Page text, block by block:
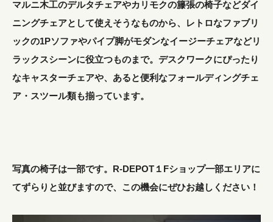
マルニ木工のデルタチェアやカリモクの籐張の椅子などダイ
ニングチェアとして使えそうなものから、レトロなファブリ
ックの1Pソファやパイプ脚がモダンなイージーチェアなどリ
ラックスシーンに役立つものまで。デスクワークにぴったり
なキャスターチェアや、あると便利なフォールディングチェ
ア・スツール類も揃っています。
写真の椅子は一部です。R-DEPOT１Fショップ一部エリアに
てずらりと並びますので、この機会にぜひお越しください！